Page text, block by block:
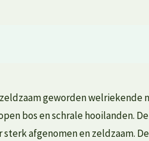
geworden welriekende
bos en schrale
afgenomen en zeldzaam.